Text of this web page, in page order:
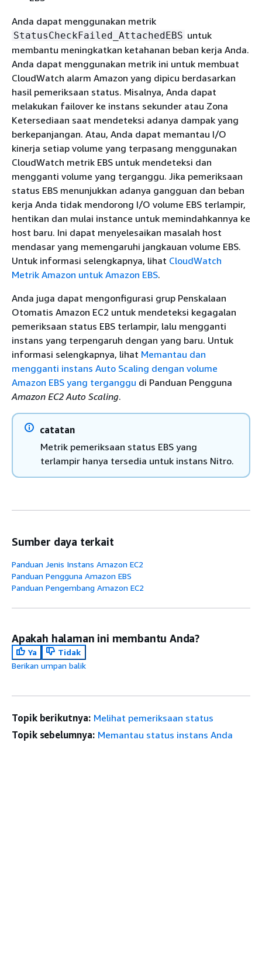
Anda dapat menggunakan metrik
StatusCheckFailed_AttachedEBS untuk
membantu meningkatkan ketahanan beban kerja Anda.
Anda dapat menggunakan metrik ini untuk membuat
CloudWatch alarm Amazon yang dipicu berdasarkan
hasil pemeriksaan status. Misalnya, Anda dapat
melakukan failover ke instans sekunder atau Zona
Ketersediaan saat mendeteksi adanya dampak yang
berkepanjangan. Atau, Anda dapat memantau I/O
kinerja setiap volume yang terpasang menggunakan
CloudWatch metrik EBS untuk mendeteksi dan
mengganti volume yang terganggu. Jika pemeriksaan
status EBS menunjukkan adanya gangguan dan beban
kerja Anda tidak mendorong I/O volume EBS terlampir,
hentikan dan mulai instance untuk memindahkannya ke
host baru. Ini dapat menyelesaikan masalah host
mendasar yang memengaruhi jangkauan volume EBS.
Untuk informasi selengkapnya, lihat CloudWatch
Metrik Amazon untuk Amazon EBS.
Anda juga dapat mengonfigurasi grup Penskalaan
Otomatis Amazon EC2 untuk mendeteksi kegagalan
pemeriksaan status EBS terlampir, lalu mengganti
instans yang terpengaruh dengan yang baru. Untuk
informasi selengkapnya, lihat Memantau dan
mengganti instans Auto Scaling dengan volume
Amazon EBS yang terganggu di Panduan Pengguna
Amazon EC2 Auto Scaling.
catatan
Metrik pemeriksaan status EBS yang
terlampir hanya tersedia untuk instans Nitro.
Sumber daya terkait
Panduan Jenis Instans Amazon EC2
Panduan Pengguna Amazon EBS
Panduan Pengembang Amazon EC2
Apakah halaman ini membantu Anda?
Ya
Tidak
Berikan umpan balik
Topik berikutnya: Melihat pemeriksaan status
Topik sebelumnya: Memantau status instans Anda